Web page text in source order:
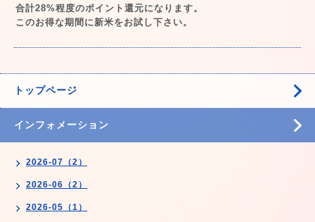
合計28%程度のポイント還元になります。
このお得な期間に新米をお試し下さい。
トップページ
インフォメーション
2026-07（2）
2026-06（2）
2026-05（1）